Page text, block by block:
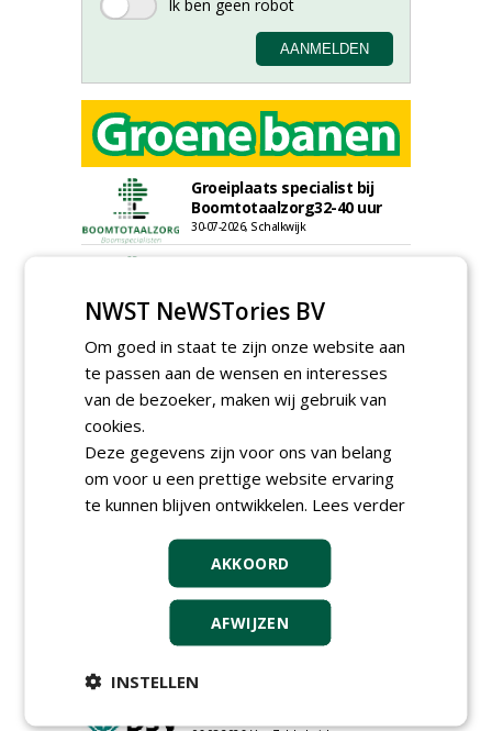
Groeiplaats specialist bij
Boomtotaalzorg32-40 uur
30-07-2026, Schalkwijk
30-07-2026, Schalkwijk
Projectleider (HBO - 40 uur)
bij Weijtmans
22-07-2026, Udenhout
regio Zuid
18-06-2026, Noord & regio Zuid
Boomrooier / boomverzorger
Proefveldmedewerker/
Chauffeur
landbouwmachines bij DSV
zaden Nederland B.V.
Kasmedewerker (fulltime) bij
NWST NeWSTories BV
Om goed in staat te zijn onze website aan
te passen aan de wensen en interesses
van de bezoeker, maken wij gebruik van
cookies.
Deze gegevens zijn voor ons van belang
om voor u een prettige website ervaring
te kunnen blijven ontwikkelen. Lees verder
AKKOORD
AFWIJZEN
INSTELLEN